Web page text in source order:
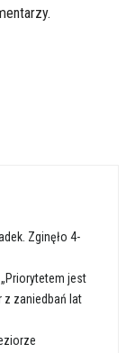
Zginęło 4-
jest
z zaniedbań lat